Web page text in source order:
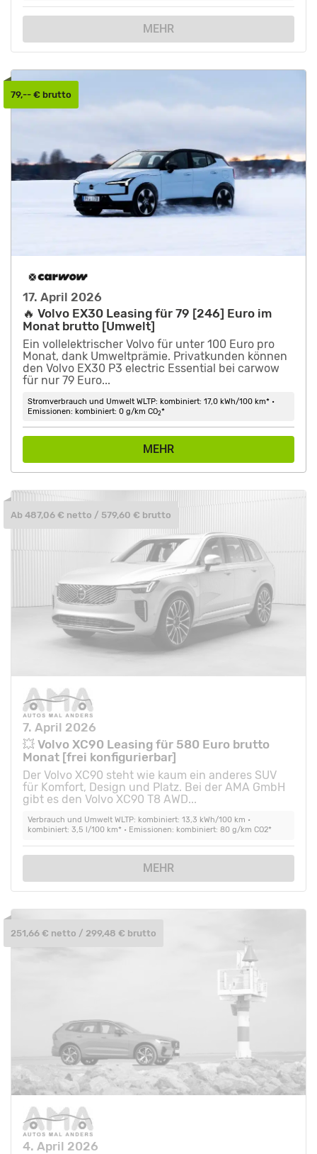
MEHR
17. April 2026
🔥 Volvo EX30 Leasing für 79 [246] Euro im
Monat brutto [Umwelt]
Ein vollelektrischer Volvo für unter 100 Euro pro
Monat, dank Umweltprämie. Privatkunden können
den Volvo EX30 P3 electric Essential bei carwow
für nur 79 Euro...
Stromverbrauch und Umwelt WLTP: kombiniert: 17,0 kWh/100 km* •
Emissionen: kombiniert: 0 g/km CO2*
MEHR
79,-- € brutto
7. April 2026
💥 Volvo XC90 Leasing für 580 Euro brutto
Monat [frei konfigurierbar]
Der Volvo XC90 steht wie kaum ein anderes SUV
für Komfort, Design und Platz. Bei der AMA GmbH
gibt es den Volvo XC90 T8 AWD...
Verbrauch und Umwelt WLTP: kombiniert: 13,3 kWh/100 km •
kombiniert: 3,5 l/100 km* • Emissionen: kombiniert: 80 g/km CO2*
MEHR
Ab 487,06 € netto / 579,60 € brutto
4. April 2026
251,66 € netto / 299,48 € brutto